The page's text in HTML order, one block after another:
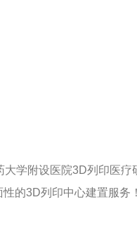
附设医院3D列印医疗
的3D列印中心建置服务！